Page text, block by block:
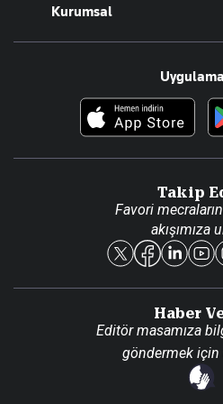
Teknoloji
Resmî Ilanlar
Foto Haber
Kurumsal
Hakkımızda
Künye
Reklam Ver
Takip
Favori
akışımıza
Haber
Editör masamıza
göndermek için